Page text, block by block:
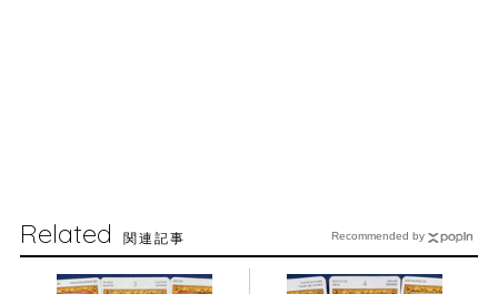
Related 関連記事 Recommended by